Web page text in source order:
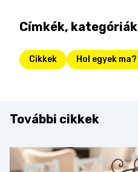
Címkék, kategóriák
Cikkek Hol egyek ma?
További cikkek